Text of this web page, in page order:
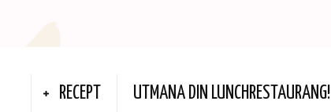
RECEPT UTMANA DIN LUNCHRESTAURANG!